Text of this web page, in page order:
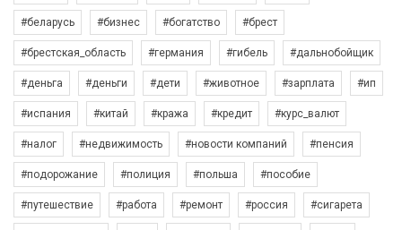
#беларусь #бизнес #богатство #брест
#брестская_область #германия #гибель #дальнобойщик
#деньга #деньги #дети #животное #зарплата #ип
#испания #китай #кража #кредит #курс_валют
#налог #недвижимость #новости компаний #пенсия
#подорожание #полиция #польша #пособие
#путешествие #работа #ремонт #россия #сигарета